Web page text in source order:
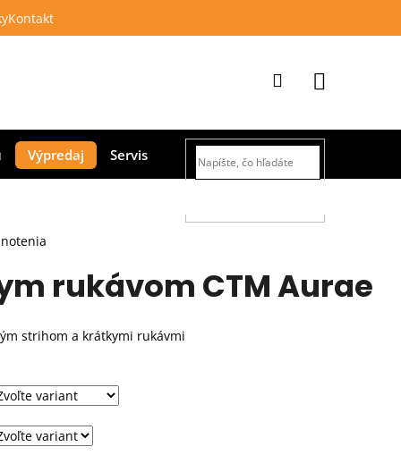
Kontakt
Výpredaj Servis
Prihlásenie
košík
rukávom CTM Aurae
strihom a krátkymi rukávmi